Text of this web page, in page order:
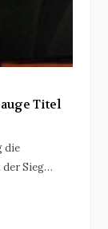
Titel
die
der Sieg…